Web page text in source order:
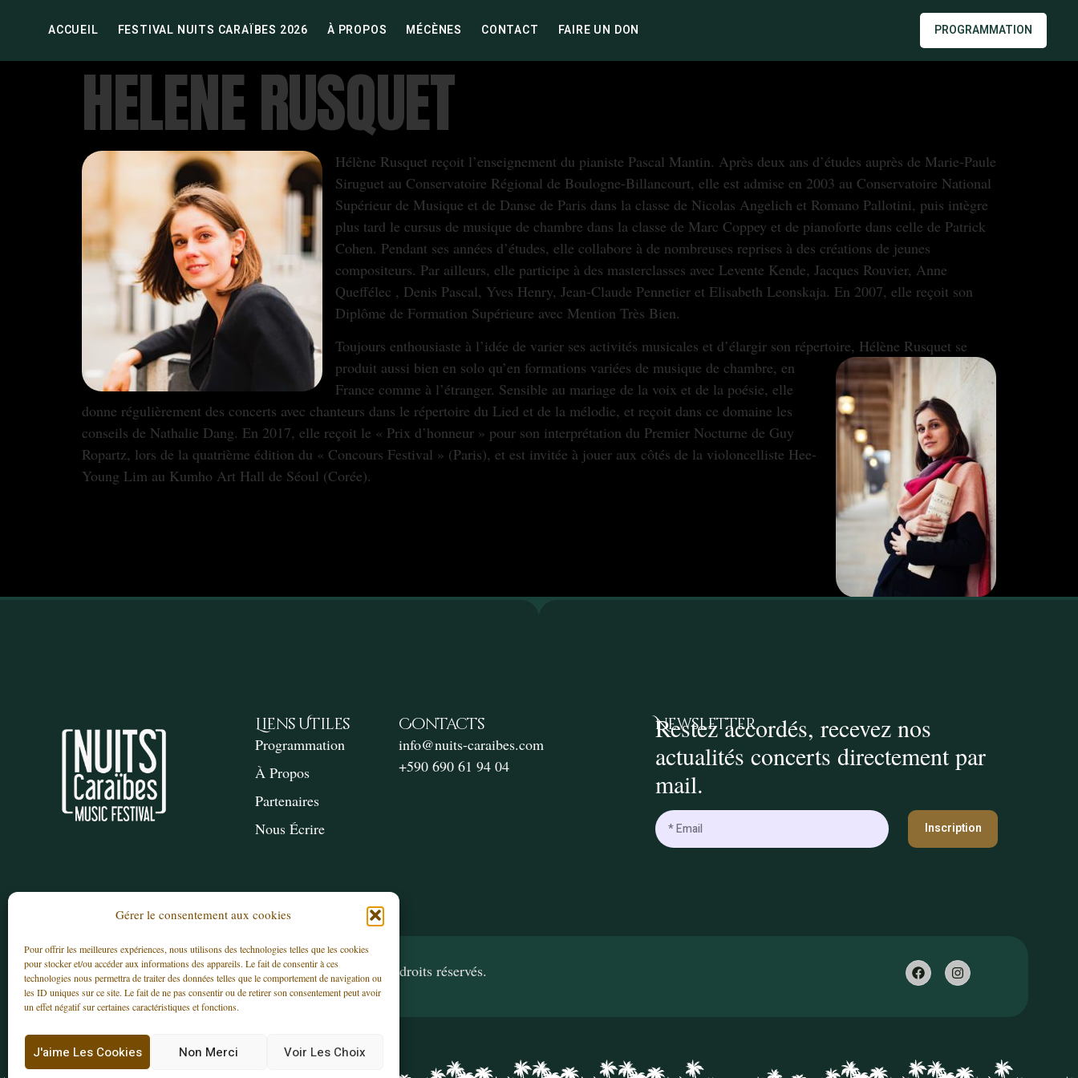
Gérer le consentement aux cookies
Pour offrir les meilleures expériences, nous utilisons des technologies telles que les cookies
pour stocker et/ou accéder aux informations des appareils. Le fait de consentir à ces
technologies nous permettra de traiter des données telles que le comportement de navigation ou
les ID uniques sur ce site. Le fait de ne pas consentir ou de retirer son consentement peut avoir
un effet négatif sur certaines caractéristiques et fonctions.
J'aime Les Cookies Non Merci Voir Les Choix
ACCUEIL FESTIVAL NUITS CARAÏBES 2026 À PROPOS MÉCÈNES CONTACT FAIRE UN DON PROGRAMMATION
HELENE RUSQUET
Hélène Rusquet reçoit l’enseignement du pianiste Pascal Mantin. Après deux ans d’études auprès de Marie-Paule
Siruguet au Conservatoire Régional de Boulogne-Billancourt, elle est admise en 2003 au Conservatoire National
Supérieur de Musique et de Danse de Paris dans la classe de Nicolas Angelich et Romano Pallotini, puis intègre
plus tard le cursus de musique de chambre dans la classe de Marc Coppey et de pianoforte dans celle de Patrick
Cohen. Pendant ses années d’études, elle collabore à de nombreuses reprises à des créations de jeunes
compositeurs. Par ailleurs, elle participe à des masterclasses avec Levente Kende, Jacques Rouvier, Anne
Queffélec , Denis Pascal, Yves Henry, Jean-Claude Pennetier et Elisabeth Leonskaja. En 2007, elle reçoit son
Diplôme de Formation Supérieure avec Mention Très Bien.
Toujours enthousiaste à l’idée de varier ses activités musicales et d’élargir son répertoire, Hélène Rusquet se
produit aussi bien en solo qu’en formations variées de musique de chambre, en
France comme à l’étranger. Sensible au mariage de la voix et de la poésie, elle
donne régulièrement des concerts avec chanteurs dans le répertoire du Lied et de la mélodie, et reçoit dans ce domaine les
conseils de Nathalie Dang. En 2017, elle reçoit le « Prix d’honneur » pour son interprétation du Premier Nocturne de Guy
Ropartz, lors de la quatrième édition du « Concours Festival » (Paris), et est invitée à jouer aux côtés de la violoncelliste Hee-
Young Lim au Kumho Art Hall de Séoul (Corée).
Liens Utiles
Programmation
À Propos
Partenaires
Nous Écrire
Contacts
info@nuits-caraibes.com
+590 690 61 94 04
Newsletter
Restez accordés, recevez nos
actualités concerts directement par
mail.
Inscription
© 2025 – Association LES NUITS CARAÏBES – Tous droits réservés.